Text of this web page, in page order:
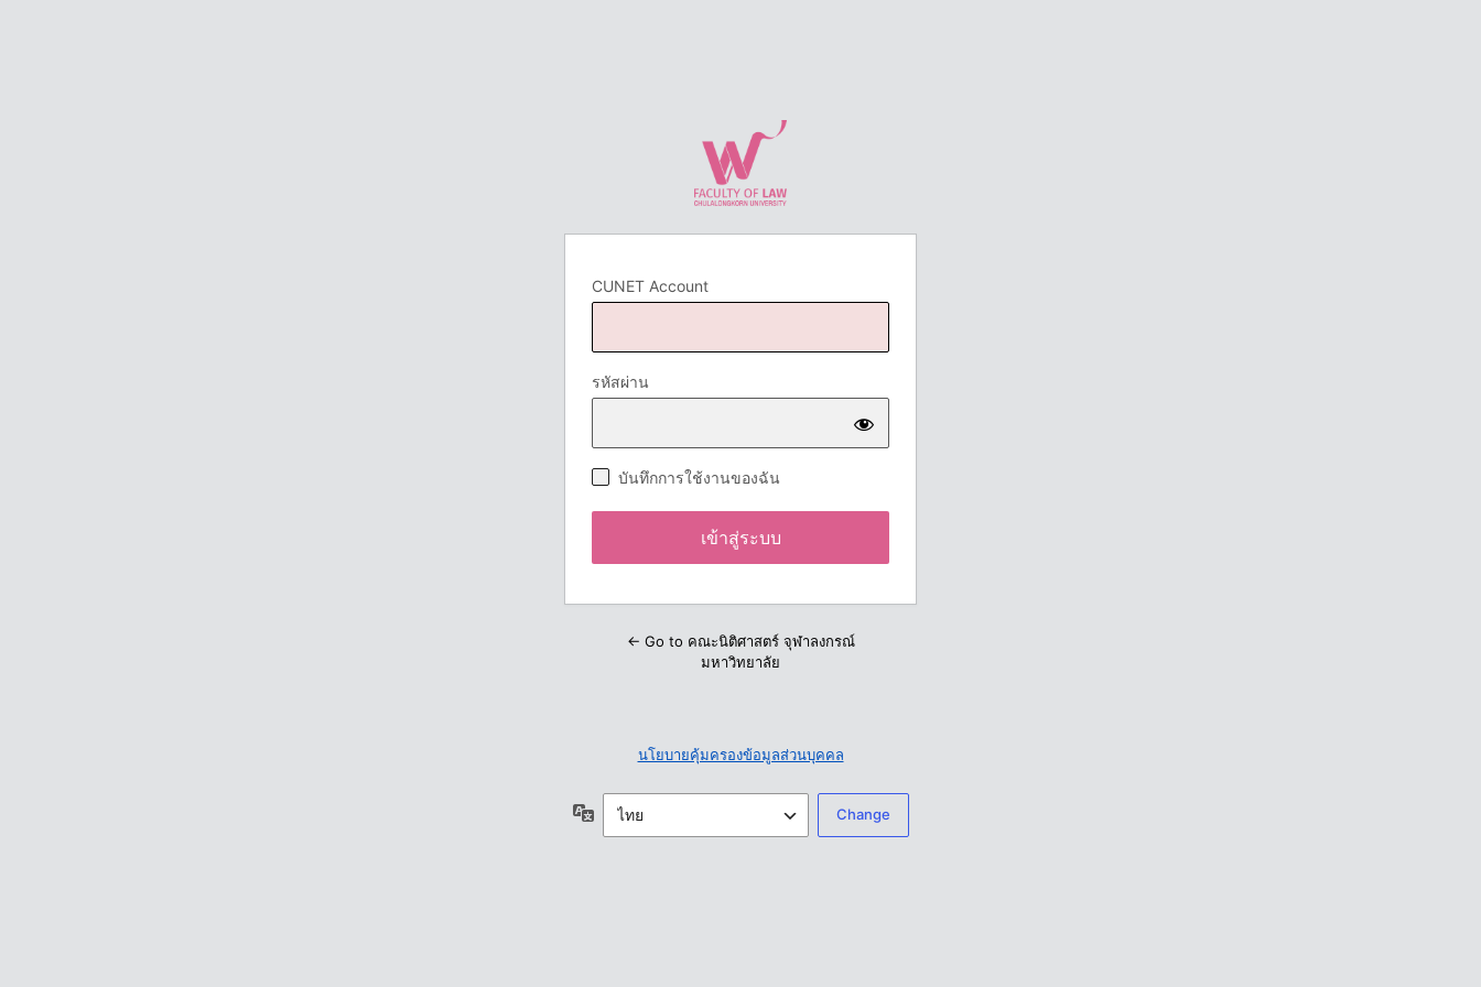
CUNET Account
รหัสผ่าน
บันทึกการใช้งานของฉัน
← Go to คณะนิติศาสตร์ จุฬาลงกรณ์
มหาวิทยาลัย
นโยบายคุ้มครองข้อมูลส่วนบุคคล
ภาษา